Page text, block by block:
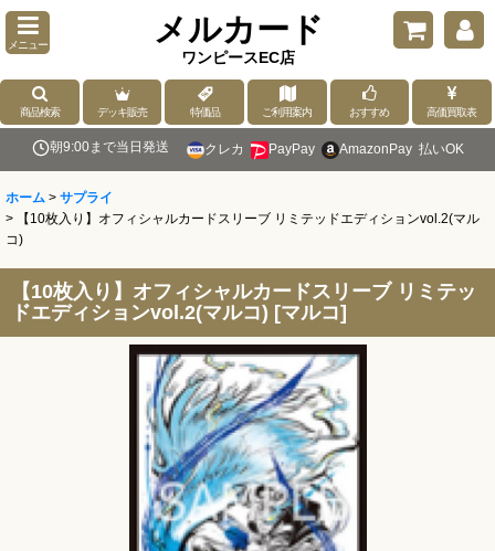
メニュー メルカード
ワンピースEC店
商品検索 デッキ販売 特価品 ご利用案内 おすすめ 高価買取表
朝9:00まで当日発送 クレカ PayPay AmazonPay 払いOK
ホーム > サプライ
>
【10枚入り】オフィシャルカードスリーブ リミテッドエディションvol.2(マル
コ)
【10枚入り】オフィシャルカードスリーブ リミテッ
ドエディションvol.2(マルコ) [マルコ]